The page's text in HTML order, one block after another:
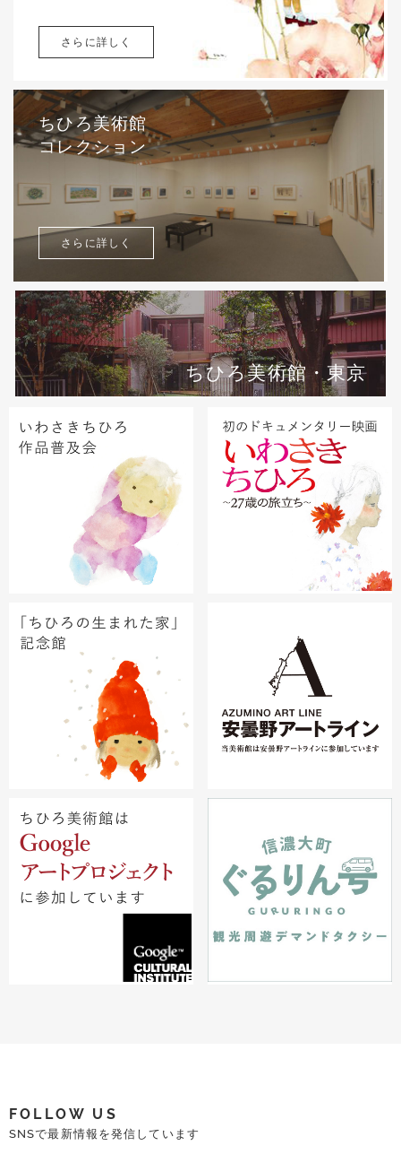
さらに詳しく
ちひろ美術館
コレクション
さらに詳しく
ちひろ美術館・東京
FOLLOW US
SNSで最新情報を発信しています